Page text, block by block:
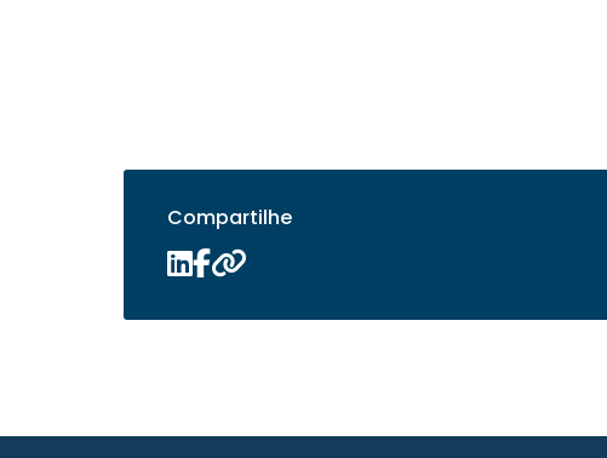
Compartilhe